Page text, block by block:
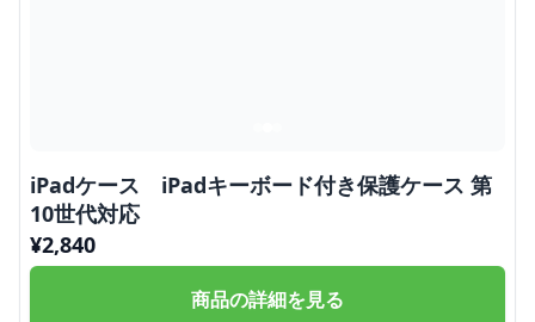
iPadケース iPadキーボード付き保護ケース 第
10世代対応
¥2,840
商品の詳細を見る